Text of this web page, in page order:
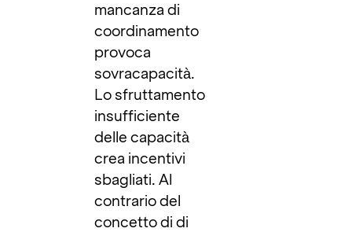
mancanza di
coordinamento
provoca
sovracapacità.
Lo sfruttamento
insufficiente
delle capacità
crea incentivi
sbagliati. Al
contrario del
concetto di di